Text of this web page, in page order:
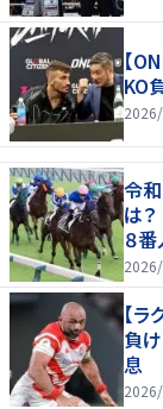
【
KO
令和
は
８
【
負
息
半に